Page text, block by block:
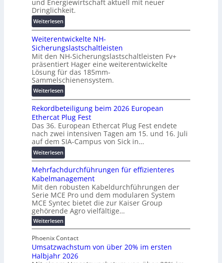
g
e
n
i
g
i
t
a
l
e
T
r
a
n
s
p
a
r
e
n
z
n
e
n
b
a
u
:
F
o
r
s
h
u
n
g
s
f
r
d
e
r
u
n
g
b
r
a
und Energiewirtschaft aktuell mit neuer
Dringlichkeit.
Weiterlesen:
V
o
l
t
a
-
X
2
0
2
7
w
i
r
d
z
u
m
E
n
e
r
g
u
Weiterentwickelte NH-
Sicherungslastschaltleisten
Mit den NH-Sicherungslastschaltleisten Fv+
präsentiert Hager eine weiterentwickelte
Lösung für das 185mm-
Sammelschienensystem.
Weiterlesen:
W
e
i
t
e
r
e
n
t
w
i
c
k
e
l
e
N
H
Rekordbeteiligung beim 2026 European
Ethercat Plug Fest
Das 36. European Ethercat Plug Fest endete
nach zwei intensiven Tagen am 15. und 16. Juli
auf dem SIA-Campus von Sick in…
Weiterlesen:
R
e
k
o
r
d
b
e
t
e
i
l
Mehrfachdurchführungen für effizienteres
Kabelmanagement
Mit den robusten Kabeldurchführungen der
Serie MCE Pro und dem modularen System
MCE Syntec bietet die zur Kaiser Group
gehörende Agro vielfältige…
Weiterlesen:
M
h
r
f
Phoenix Contact
Umsatzwachstum von über 20% im ersten
Halbjahr 2026